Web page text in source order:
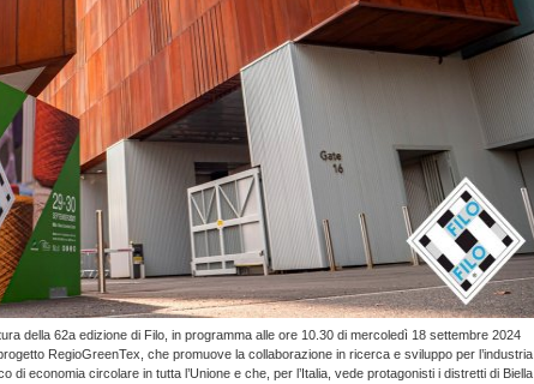
della 62a edizione di Filo, in programma alle ore 10.30 di mercoledì 18 settembre 2024
RegioGreenTex, che promuove la collaborazione in ricerca e sviluppo per l’industria
di economia circolare in tutta l’Unione e che, per l’Italia, vede protagonisti i distretti di Biella